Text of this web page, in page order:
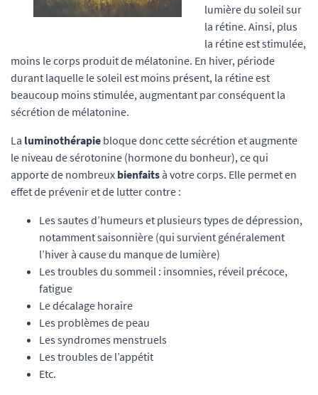
lumière du soleil sur
la rétine. Ainsi, plus
la rétine est stimulée,
moins le corps produit de mélatonine. En hiver, période
durant laquelle le soleil est moins présent, la rétine est
beaucoup moins stimulée, augmentant par conséquent la
sécrétion de mélatonine.
La luminothérapie bloque donc cette sécrétion et augmente
le niveau de sérotonine (hormone du bonheur), ce qui
apporte de nombreux bienfaits à votre corps. Elle permet en
effet de prévenir et de lutter contre :
Les sautes d’humeurs et plusieurs types de dépression,
notamment saisonnière (qui survient généralement
l’hiver à cause du manque de lumière)
Les troubles du sommeil : insomnies, réveil précoce,
fatigue
Le décalage horaire
Les problèmes de peau
Les syndromes menstruels
Les troubles de l’appétit
Etc.